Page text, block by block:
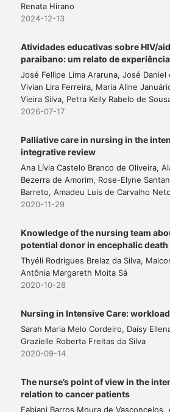
Renata Hirano
2024-12-13
Atividades educativas sobre HIV/
paraibano: um relato de
José Fellipe Lima Araruna, José Daniel
Vivian Lira Ferreira, Maria Aline
Vieira Silva, Petra Kelly Rabelo de
2026-07-17
Palliative care in nursing in the
integrative review
Ana Lívia Castelo Branco de Oliveira,
Bezerra de Amorim, Rose-Elyne
Barreto, Amadeu Luis de Carvalho Neto
2020-11-29
Knowledge of the nursing team
potential donor in encephalic death
Thyéli Rodrigues Brelaz da Silva,
Antônia Margareth Moita Sá
2020-10-28
Nursing in Intensive Care:
Sarah Maria Melo Cordeiro, Daísy
Grazielle Roberta Freitas da Silva
2020-09-14
The nurse’s point of view in the
relation to cancer patients
Fabiani Barros Moura de Vasconcelos,